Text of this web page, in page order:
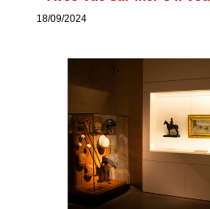
18/09/2024